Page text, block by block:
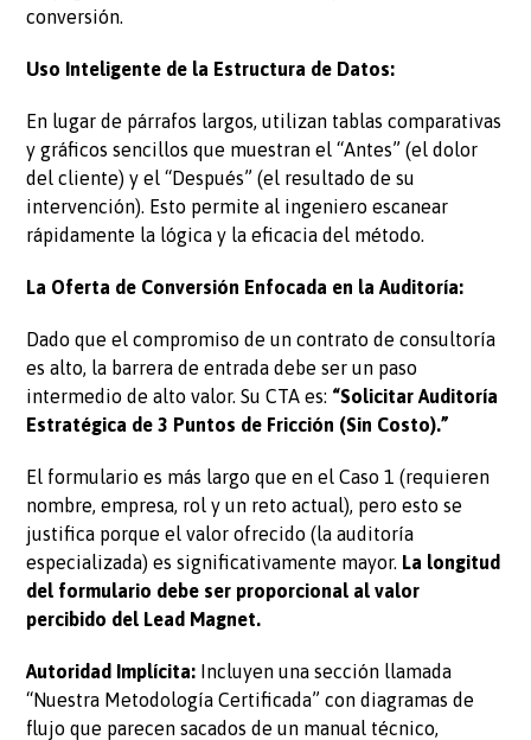
conversión.
Uso Inteligente de la Estructura de Datos:
En lugar de párrafos largos, utilizan tablas comparativas
y gráficos sencillos que muestran el “Antes” (el dolor
del cliente) y el “Después” (el resultado de su
intervención). Esto permite al ingeniero escanear
rápidamente la lógica y la eficacia del método.
La Oferta de Conversión Enfocada en la Auditoría:
Dado que el compromiso de un contrato de consultoría
es alto, la barrera de entrada debe ser un paso
intermedio de alto valor. Su CTA es: “Solicitar Auditoría
Estratégica de 3 Puntos de Fricción (Sin Costo).”
El formulario es más largo que en el Caso 1 (requieren
nombre, empresa, rol y un reto actual), pero esto se
justifica porque el valor ofrecido (la auditoría
especializada) es significativamente mayor. La longitud
del formulario debe ser proporcional al valor
percibido del Lead Magnet.
Autoridad Implícita: Incluyen una sección llamada
“Nuestra Metodología Certificada” con diagramas de
flujo que parecen sacados de un manual técnico,